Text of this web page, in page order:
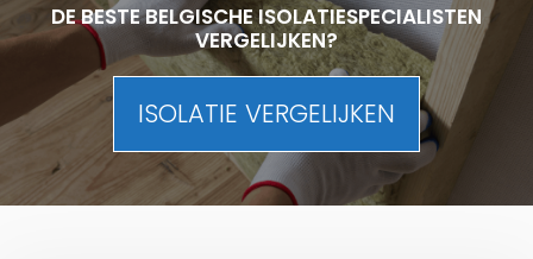
DE BESTE BELGISCHE ISOLATIESPECIALISTEN
VERGELIJKEN?
ISOLATIE VERGELIJKEN